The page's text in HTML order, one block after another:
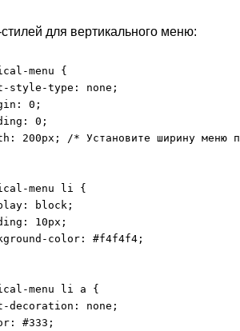
для вертикального меню:
menu {
style-type: none;
0;
0;
200px; /* Установите ширину меню
menu li {
block;
10px;
color: #f4f4f4;
menu li a {
decoration: none;
#333;